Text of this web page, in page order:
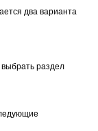
два варианта
раздел